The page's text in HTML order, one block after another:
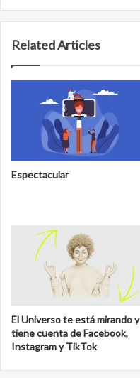
Related Articles
Espectacular
El Universo te está mirando y
tiene cuenta de Facebook,
Instagram y TikTok